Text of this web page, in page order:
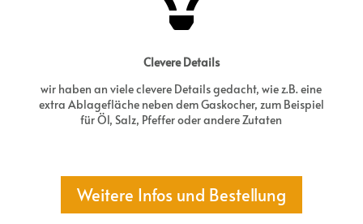
Clevere Details
wir haben an viele clevere Details gedacht, wie z.B. eine
extra Ablagefläche neben dem Gaskocher, zum Beispiel
für Öl, Salz, Pfeffer oder andere Zutaten
Weitere Infos und Bestellung